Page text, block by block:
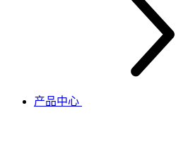
产品中心